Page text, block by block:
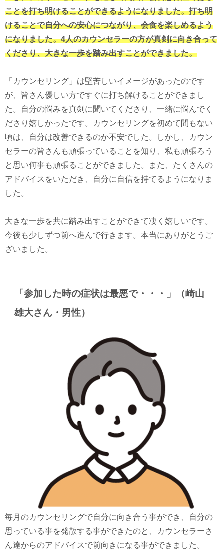
ことを打ち明けることができるようになりました。打ち明
けることで自分への安心につながり、会食を楽しめるよう
になりました。4人のカウンセラーの方が真剣に向き合って
くださり、大きな一歩を踏み出すことができました。
「カウンセリング」は堅苦しいイメージがあったのです
が、皆さん優しい方ですぐに打ち解けることができまし
た。自分の悩みを真剣に聞いてくださり、一緒に悩んでく
ださり嬉しかったです。カウンセリングを初めて間もない
頃は、自分は改善できるのか不安でした。しかし、カウン
セラーの皆さんも頑張っていることを知り、私も頑張ろう
と思い何事も頑張ることができました。また、たくさんの
アドバイスをいただき、自分に自信を持てるようになりま
した。
大きな一歩を共に踏み出すことができて凄く嬉しいです。
今後も少しずつ前へ進んで行きます。本当にありがとうご
ざいました。
「参加した時の症状は最悪で・・・」（崎山
雄大さん・男性）
毎月のカウンセリングで自分に向き合う事ができ、自分の
思っている事を発散する事ができたのと、カウンセラーさ
ん達からのアドバイスで前向きになる事ができました。